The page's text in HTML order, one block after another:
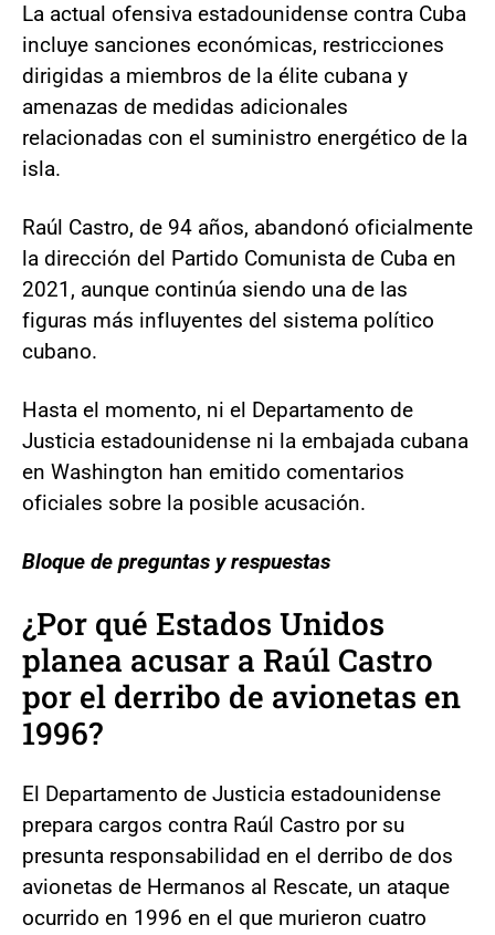
La actual ofensiva estadounidense contra Cuba
incluye sanciones económicas, restricciones
dirigidas a miembros de la élite cubana y
amenazas de medidas adicionales
relacionadas con el suministro energético de la
isla.
Raúl Castro, de 94 años, abandonó oficialmente
la dirección del Partido Comunista de Cuba en
2021, aunque continúa siendo una de las
figuras más influyentes del sistema político
cubano.
Hasta el momento, ni el Departamento de
Justicia estadounidense ni la embajada cubana
en Washington han emitido comentarios
oficiales sobre la posible acusación.
Bloque de preguntas y respuestas
¿Por qué Estados Unidos
planea acusar a Raúl Castro
por el derribo de avionetas en
1996?
El Departamento de Justicia estadounidense
prepara cargos contra Raúl Castro por su
presunta responsabilidad en el derribo de dos
avionetas de Hermanos al Rescate, un ataque
ocurrido en 1996 en el que murieron cuatro